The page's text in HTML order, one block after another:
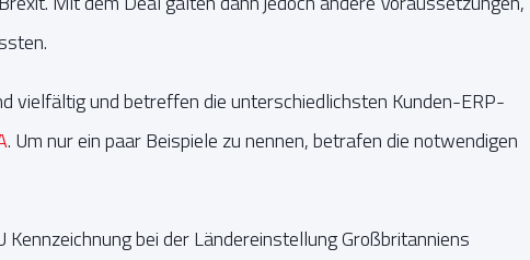
vielfältig und betreffen die unterschiedlichsten Kunden-ERP-
. Um nur ein paar Beispiele zu nennen, betrafen die notwendigen
Kennzeichnung bei der Ländereinstellung Großbritanniens